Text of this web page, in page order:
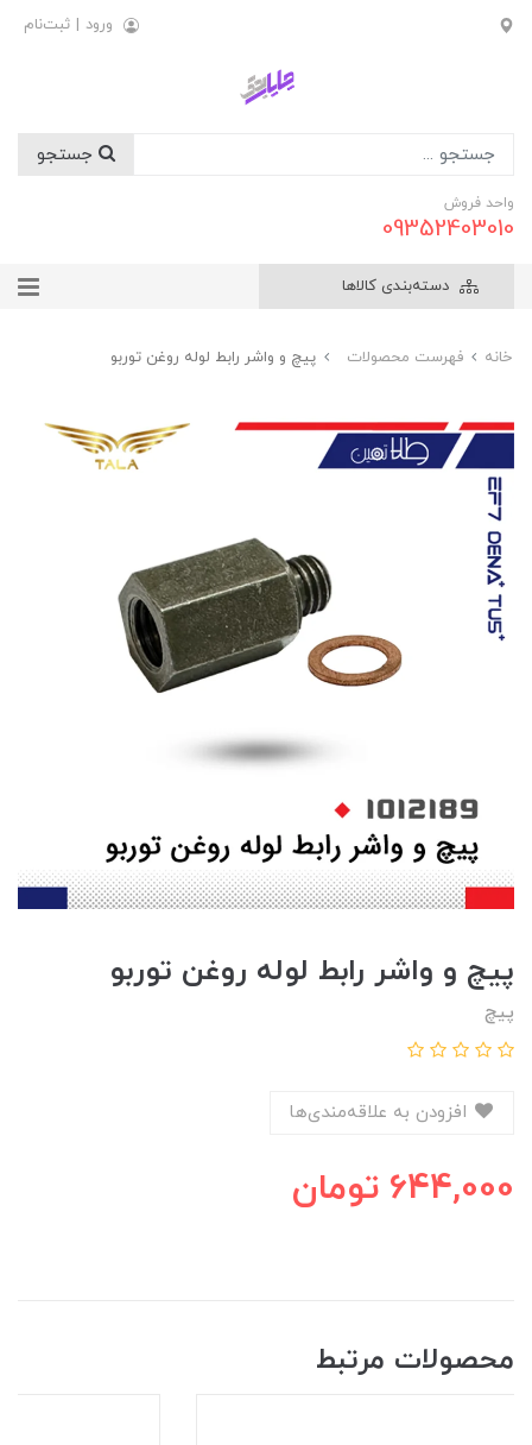
ورود | ثبت‌نام
واحد فروش
09352403010
دسته‌بندی کالاها
خانه فهرست محصولات پيچ و واشر رابط لوله روغن توربو
پيچ و واشر رابط لوله روغن توربو
پیچ
644,000 تومان
محصولات مرتبط